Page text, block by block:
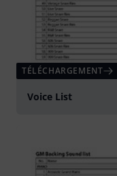
TÉLÉCHARGEMENT
Voice List